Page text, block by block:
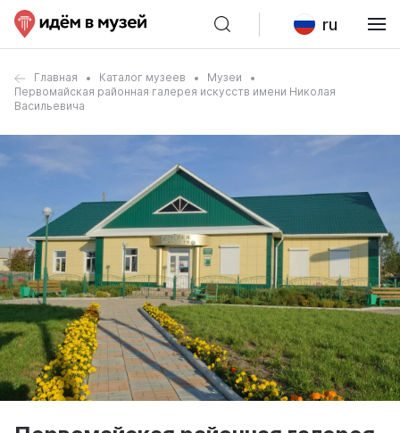
ru
Главная Каталог музеев
Музеи
Первомайская районная галерея искусств имени Николая
Васильевича